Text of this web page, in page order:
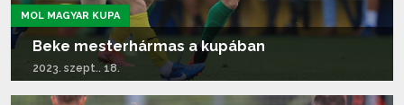
MOL MAGYAR KUPA
Beke mesterhármas a kupában
2023. szept.. 18.
Tovább olvasom...